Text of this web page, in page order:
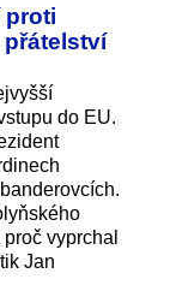
proti
do EU.
vyprchal
Jan